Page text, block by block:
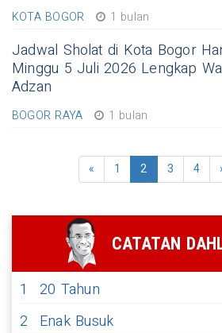
KOTA BOGOR 1 bulan
Jadwal Sholat di Kota Bogor
Minggu 5 Juli 2026 Lengkap
Adzan
BOGOR RAYA 1 bulan
« 1 2 3 4
CATATAN
1
20 Tahun
2
Enak Busuk